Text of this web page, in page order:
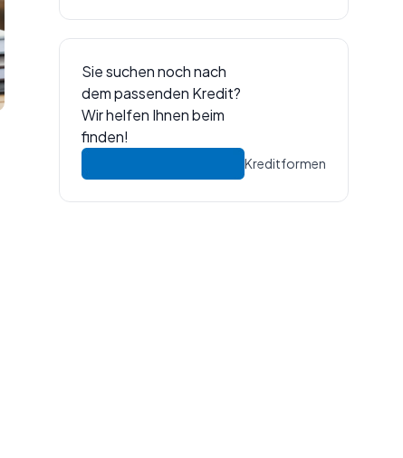
Sie suchen noch nach
dem passenden Kredit?
Wir helfen Ihnen beim
finden!
Kreditformen